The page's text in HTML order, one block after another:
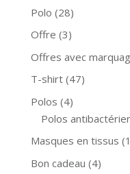
Polo (28)
Offre (3)
Offres avec
T-shirt (47)
Polos (4)
Polos
Masques en tissus
Bon cadeau (4)